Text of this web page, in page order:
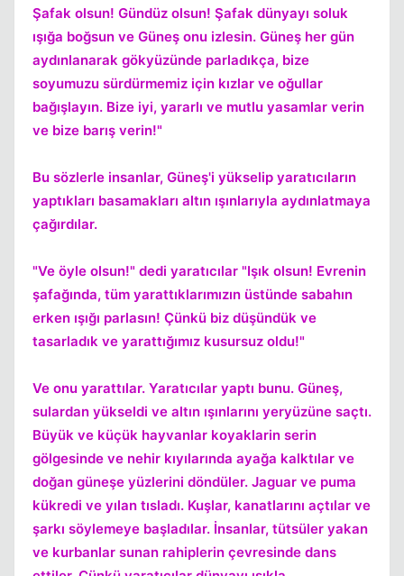
Şafak olsun! Gündüz olsun! Şafak dünyayı soluk
ışığa boğsun ve Güneş onu izlesin. Güneş her gün
aydınlanarak gökyüzünde parladıkça, bize
soyumuzu sürdürmemiz için kızlar ve oğullar
bağışlayın. Bize iyi, yararlı ve mutlu yasamlar verin
ve bize barış verin!"
Bu sözlerle insanlar, Güneş'i yükselip yaratıcıların
yaptıkları basamakları altın ışınlarıyla aydınlatmaya
çağırdılar.
"Ve öyle olsun!" dedi yaratıcılar "Işık olsun! Evrenin
şafağında, tüm yarattıklarımızın üstünde sabahın
erken ışığı parlasın! Çünkü biz düşündük ve
tasarladık ve yarattığımız kusursuz oldu!"
Ve onu yarattılar. Yaratıcılar yaptı bunu. Güneş,
sulardan yükseldi ve altın ışınlarını yeryüzüne saçtı.
Büyük ve küçük hayvanlar koyaklarin serin
gölgesinde ve nehir kıyılarında ayağa kalktılar ve
doğan güneşe yüzlerini döndüler. Jaguar ve puma
kükredi ve yılan tısladı. Kuşlar, kanatlarını açtılar ve
şarkı söylemeye başladılar. İnsanlar, tütsüler yakan
ve kurbanlar sunan rahiplerin çevresinde dans